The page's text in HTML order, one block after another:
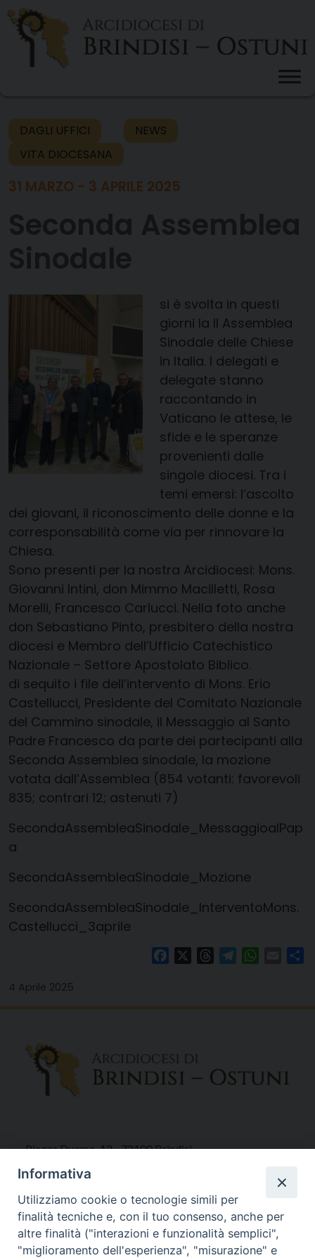
Skip
content
DAGLI UFFICI
NEWS
VITA DIOCESANA
31 MARZO - 3 APRILE 2025
si è svolta in questi
giorni la II Assemblea
Sinodale delle Chiese
in Italia. I delegati e
delegate stanno
raccontando in
Vaticano le attese, le
sfide e le speranze
provenienti dalle
singole diocesi. Tra i
temi emersi: l’ascolto
dei giovani, il riconoscimento delle donne e la
corresponsabilità come via per rinnovare la
Chiesa.
Sono presenti per la nostra Arcidiocesi: Mons.
Giovanni Intini, don Mimmo Macilletti, Rosa
Morelli, Francesco Carlucci. Nella foto anche
don Sebastiano Pinto, presbitero della nostra
diocesi e Membro dell’Ufficio Catechistico
Nazionale – Settore Apostolato Biblico.
di sequito i file dell’intervento di Mons. Erio
Castellucci, Presidente del Comitato Nazionale
del Cammino sinodale, il Messaggio al Santo
Padre Francesco da parte dei partecipanti alla
Seconda Assemblea sinodale, la mozione
votata dall’Assemblea (854 votanti: favorevoli
835; contrari 12; astenuti 7)
SecondaAssembleaSinodale_MessaggioalPap
a
SecondaAssembleaSinodale_Mozione
SecondaAssembleaSinodale_InterventoMons.
Castellucci_3aprile
FacebookThreadsTelegram Email
4 Aprile 2025
Piazza Duomo, 12 - 72100 Brindisi
Tel 0831.521958
Fax 0831.528315
Orari Curia
Informativa
Utilizziamo cookie o tecnologie simili per
finalità tecniche e, con il tuo consenso, anche per
altre finalità ("interazioni e funzionalità semplici",
"miglioramento dell'esperienza", "misurazione" e